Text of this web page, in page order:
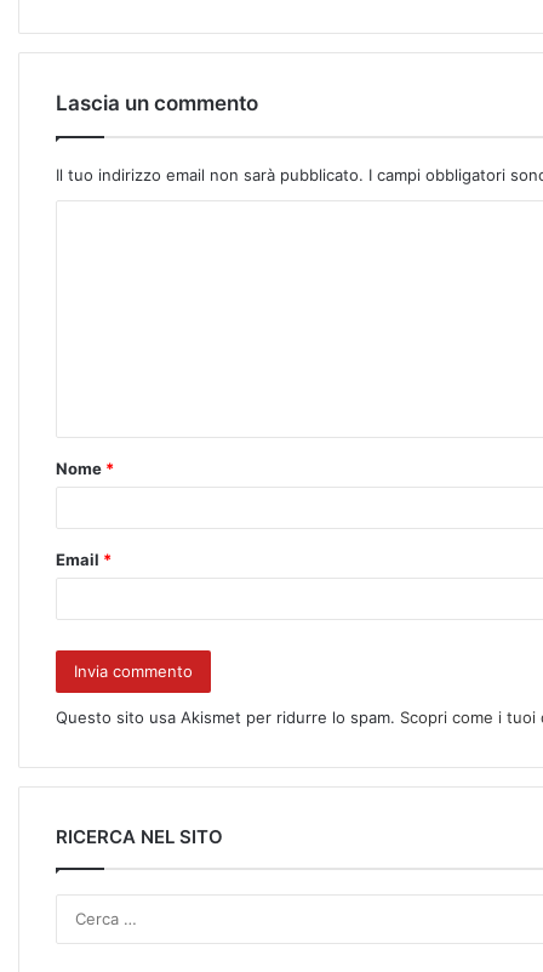
Lascia un commento
Il tuo indirizzo email non sarà pubblicato. I campi obbligatori
Nome *
Email *
Questo sito usa Akismet per ridurre lo spam. Scopri come i
RICERCA NEL SITO